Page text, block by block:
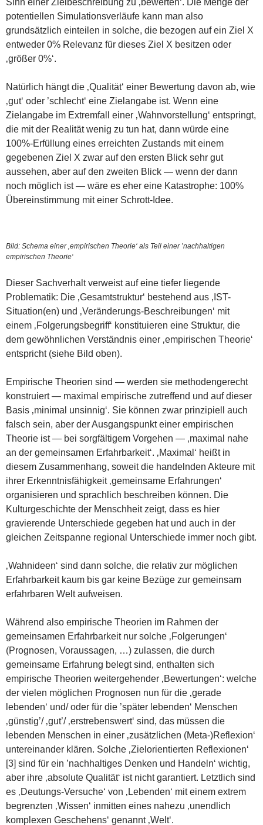
potentiellen Simulationsverläufe kann man also
grundsätzlich einteilen in solche, die bezogen auf ein Ziel X
entweder 0% Relevanz für dieses Ziel X besitzen oder
‚größer 0%‘.
Natürlich hängt die ‚Qualität‘ einer Bewertung davon ab, wie
‚gut‘ oder ’schlecht‘ eine Zielangabe ist. Wenn eine
Zielangabe im Extremfall einer ‚Wahnvorstellung‘ entspringt,
die mit der Realität wenig zu tun hat, dann würde eine
100%-Erfüllung eines erreichten Zustands mit einem
gegebenen Ziel X zwar auf den ersten Blick sehr gut
aussehen, aber auf den zweiten Blick — wenn der dann
noch möglich ist — wäre es eher eine Katastrophe: 100%
Übereinstimmung mit einer Schrott-Idee.
Bild: Schema einer ‚empirischen Theorie‘ als Teil einer ’nachhaltigen
empirischen Theorie‘
Dieser Sachverhalt verweist auf eine tiefer liegende
Problematik: Die ‚Gesamtstruktur‘ bestehend aus ‚IST-
Situation(en) und ‚Veränderungs-Beschreibungen‘ mit
einem ‚Folgerungsbegriff‘ konstituieren eine Struktur, die
dem gewöhnlichen Verständnis einer ‚empirischen Theorie‘
entspricht (siehe Bild oben).
Empirische Theorien sind — werden sie methodengerecht
konstruiert — maximal empirische zutreffend und auf dieser
Basis ‚minimal unsinnig‘. Sie können zwar prinzipiell auch
falsch sein, aber der Ausgangspunkt einer empirischen
Theorie ist — bei sorgfältigem Vorgehen — ‚maximal nahe
an der gemeinsamen Erfahrbarkeit‘. ‚Maximal‘ heißt in
diesem Zusammenhang, soweit die handelnden Akteure mit
ihrer Erkenntnisfähigkeit ‚gemeinsame Erfahrungen‘
organisieren und sprachlich beschreiben können. Die
Kulturgeschichte der Menschheit zeigt, dass es hier
gravierende Unterschiede gegeben hat und auch in der
gleichen Zeitspanne regional Unterschiede immer noch gibt.
‚Wahnideen‘ sind dann solche, die relativ zur möglichen
Erfahrbarkeit kaum bis gar keine Bezüge zur gemeinsam
erfahrbaren Welt aufweisen.
Während also empirische Theorien im Rahmen der
gemeinsamen Erfahrbarkeit nur solche ‚Folgerungen‘
(Prognosen, Voraussagen, …) zulassen, die durch
gemeinsame Erfahrung belegt sind, enthalten sich
empirische Theorien weitergehender ‚Bewertungen‘: welche
der vielen möglichen Prognosen nun für die ‚gerade
lebenden‘ und/ oder für die ’später lebenden‘ Menschen
‚günstig’/ ‚gut’/ ‚erstrebenswert‘ sind, das müssen die
lebenden Menschen in einer ‚zusätzlichen (Meta-)Reflexion‘
untereinander klären. Solche ‚Zielorientierten Reflexionen‘
[3] sind für ein ’nachhaltiges Denken und Handeln‘ wichtig,
aber ihre ‚absolute Qualität‘ ist nicht garantiert. Letztlich sind
es ‚Deutungs-Versuche‘ von ‚Lebenden‘ mit einem extrem
begrenzten ‚Wissen‘ inmitten eines nahezu ‚unendlich
komplexen Geschehens‘ genannt ‚Welt‘.